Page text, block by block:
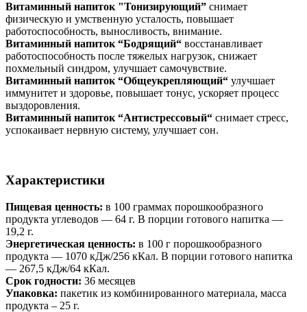
Витаминный напиток "Тонизирующий” снимает
физическую и умственную усталость, повышает
работоспособность, выносливость, внимание.
Витаминный напиток “Бодрящий“ восстанавливает
работоспособность после тяжелых нагрузок, снижает
похмельный синдром, улучшает самочувствие.
Витаминный напиток “Общеукрепляющий“ улучшает
иммунитет и здоровье, повышает тонус, ускоряет процесс
выздоровления.
Витаминный напиток “Антистрессовый“ снимает стресс,
успокаивает нервную систему, улучшает сон.
Характеристики
Пищевая ценность: в 100 граммах порошкообразного
продукта углеводов — 64 г. В порции готового напитка —
19,2 г.
Энергетическая ценность: в 100 г порошкообразного
продукта — 1070 кДж/256 кКал. В порции готового напитка
— 267,5 кДж/64 кКал.
Срок годности: 36 месяцев
Упаковка: пакетик из комбинированного материала, масса
продукта – 25 г.